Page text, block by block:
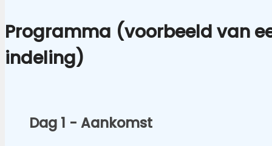
Programma (voorbeeld van
indeling)
Dag 1 - Aankomst